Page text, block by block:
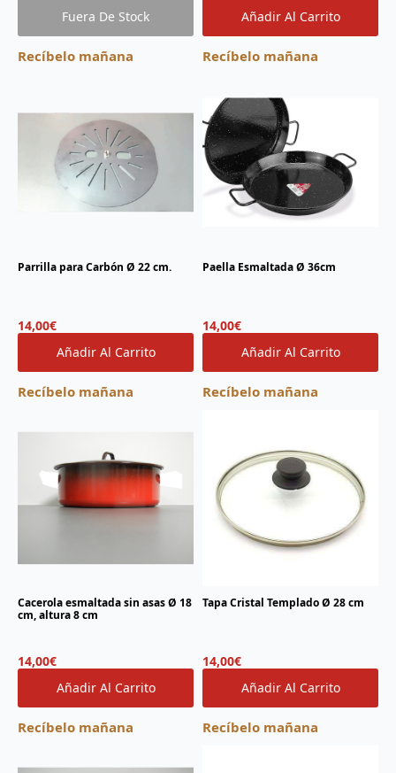
Fuera De Stock
Recíbelo mañana
Añadir Al Carrito
Recíbelo mañana
Parrilla para Carbón Ø 22 cm.
14,00€
Añadir Al Carrito
Recíbelo mañana
Paella Esmaltada Ø 36cm
14,00€
Añadir Al Carrito
Recíbelo mañana
Cacerola esmaltada sin asas Ø 18
cm, altura 8 cm
14,00€
Añadir Al Carrito
Recíbelo mañana
Tapa Cristal Templado Ø 28 cm
14,00€
Añadir Al Carrito
Recíbelo mañana